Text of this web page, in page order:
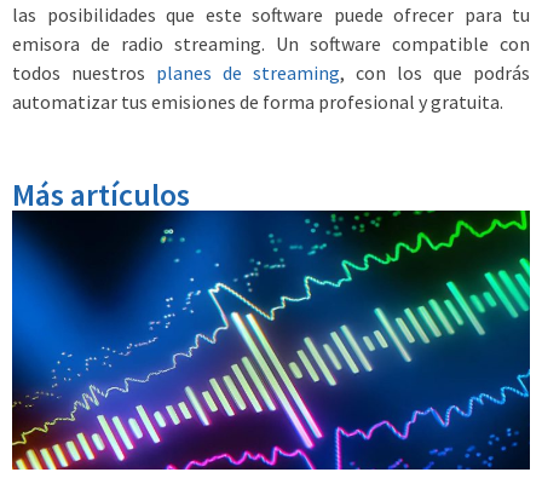
las posibilidades que este software puede ofrecer para tu
emisora de radio streaming. Un software compatible con
todos nuestros planes de streaming, con los que podrás
automatizar tus emisiones de forma profesional y gratuita.
Más artículos